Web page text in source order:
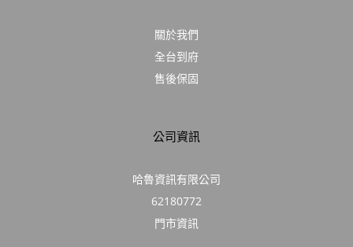
關於我們
全台到府
售後保固
公司資訊
哈魯資訊有限公司
62180772
門市資訊